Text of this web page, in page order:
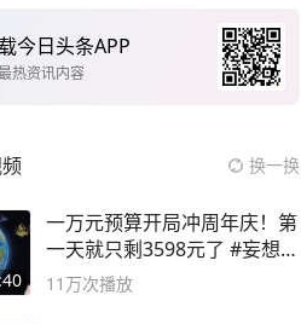
今日头条APP
热资讯内容
换一换
一万元预算开局冲周年庆！第
一天就只剩3598元了 #妄想山
海
11万次播放